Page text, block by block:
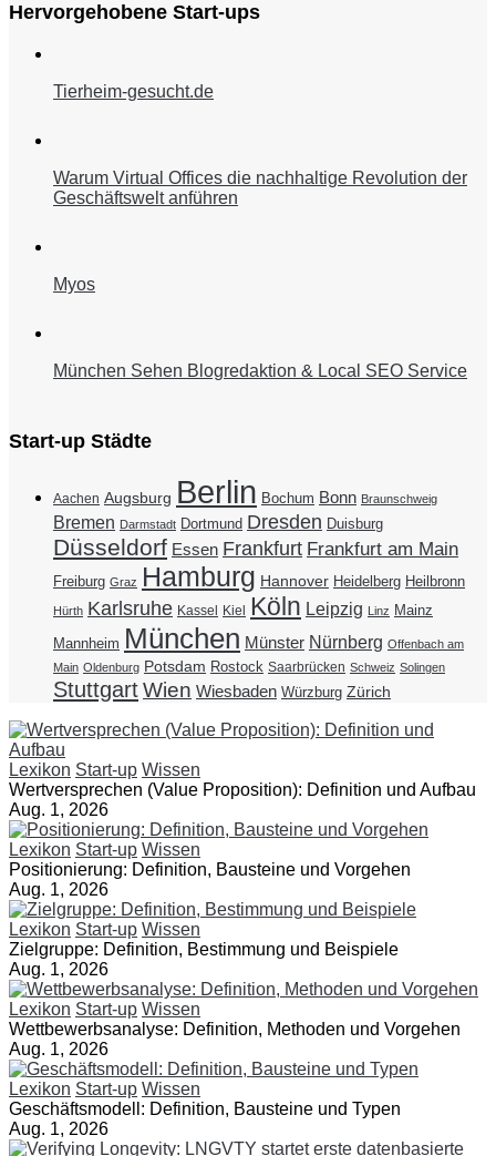
Hervorgehobene Start-ups
Tierheim-gesucht.de
Warum Virtual Offices die nachhaltige Revolution der
Geschäftswelt anführen
Myos
München Sehen Blogredaktion & Local SEO Service
Start-up Städte
Aachen Augsburg Berlin Bochum Bonn Braunschweig
Bremen Darmstadt Dortmund Dresden Duisburg
Düsseldorf Essen Frankfurt Frankfurt am Main
Freiburg Graz Hamburg Hannover Heidelberg Heilbronn
Hürth Karlsruhe Kassel Kiel Köln Leipzig Linz Mainz
Mannheim München Münster Nürnberg Offenbach am
Main Oldenburg Potsdam Rostock Saarbrücken Schweiz Solingen
StuttgartWien Wiesbaden Würzburg Zürich
Lexikon Start-up Wissen
Wertversprechen (Value Proposition): Definition und Aufbau
Aug. 1, 2026
Lexikon Start-up Wissen
Positionierung: Definition, Bausteine und Vorgehen
Aug. 1, 2026
Lexikon Start-up Wissen
Zielgruppe: Definition, Bestimmung und Beispiele
Aug. 1, 2026
Lexikon Start-up Wissen
Wettbewerbsanalyse: Definition, Methoden und Vorgehen
Aug. 1, 2026
Lexikon Start-up Wissen
Geschäftsmodell: Definition, Bausteine und Typen
Aug. 1, 2026